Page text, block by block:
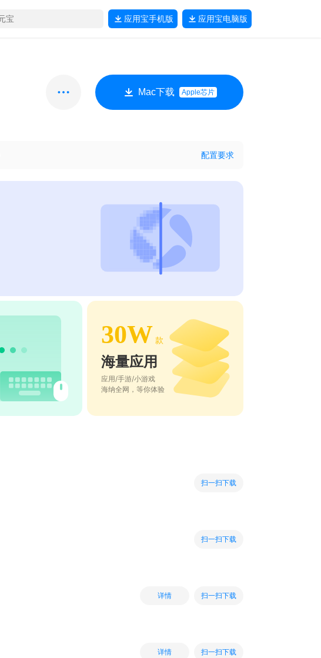
应用宝手机版 应用宝电脑版
Mac下载 Apple芯片
配置要求
30W 款
海量应用
应用/手游/小游戏
海纳全网，等你体验
扫一扫下载
扫一扫下载
详情 扫一扫下载
详情 扫一扫下载